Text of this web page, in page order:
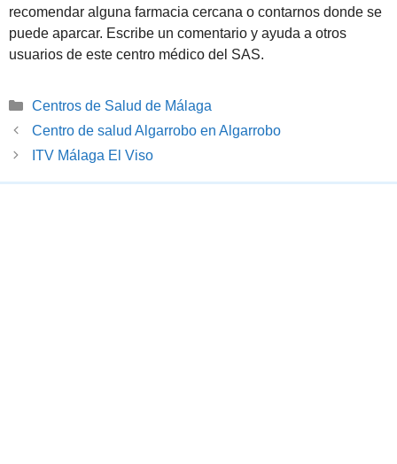
recomendar alguna farmacia cercana o contarnos donde se
puede aparcar. Escribe un comentario y ayuda a otros
usuarios de este centro médico del SAS.
Categorías
Centros de Salud de Málaga
Centro de salud Algarrobo en Algarrobo
ITV Málaga El Viso